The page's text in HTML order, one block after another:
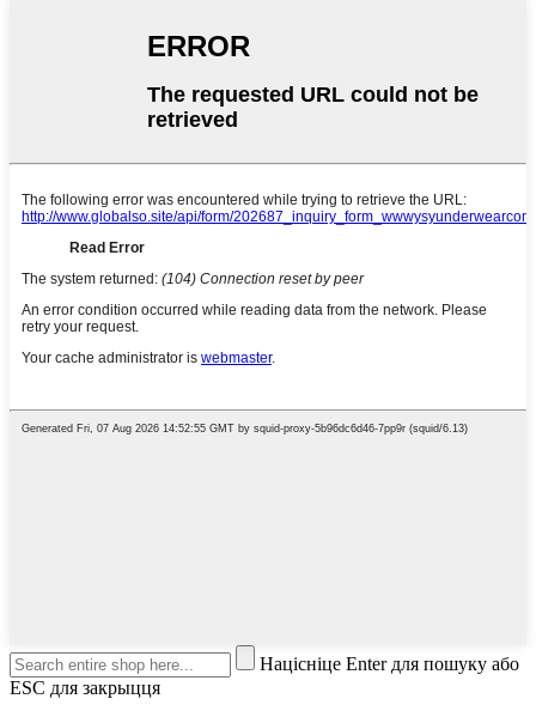
Націсніце Enter для пошуку або
ESC для закрыцця